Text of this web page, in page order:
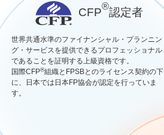
CFP®認定者
世界共通水準のファイナンシャル・プランニン
グ・サービスを提供できるプロフェッショナル
であることを証明する上級資格です。
国際CFP®組織とFPSBとのライセンス契約の下
に、日本では日本FP協会が認定を行っていま
す。